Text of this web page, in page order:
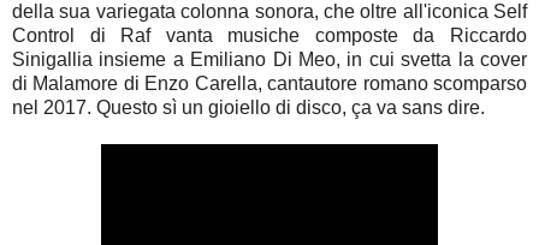
della sua variegata colonna sonora, che oltre all'iconica Self
Control di Raf vanta musiche composte da Riccardo
Sinigallia insieme a Emiliano Di Meo, in cui svetta la cover
di Malamore di Enzo Carella, cantautore romano scomparso
nel 2017. Questo sì un gioiello di disco, ça va sans dire.